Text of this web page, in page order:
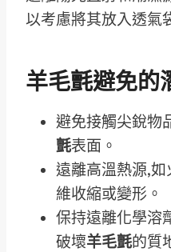
以考慮將其放入透氣
羊毛氈避免的
避免接觸尖銳物
氈表面。
遠離高溫熱源,
維收縮或變形。
保持遠離化學溶
破壞羊毛氈的質